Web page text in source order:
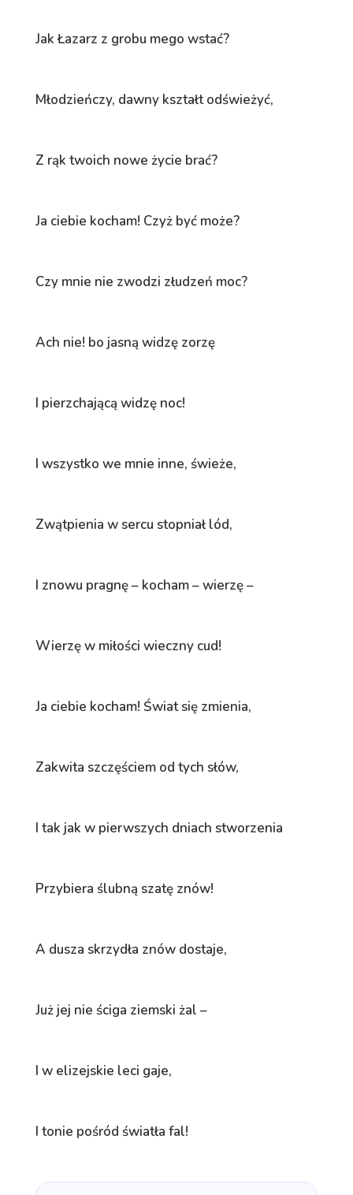
Jak Łazarz z grobu mego wstać?
Młodzieńczy, dawny kształt odświeżyć,
Z rąk twoich nowe życie brać?
Ja ciebie kocham! Czyż być może?
Czy mnie nie zwodzi złudzeń moc?
Ach nie! bo jasną widzę zorzę
I pierzchającą widzę noc!
I wszystko we mnie inne, świeże,
Zwątpienia w sercu stopniał lód,
I znowu pragnę – kocham – wierzę –
Wierzę w miłości wieczny cud!
Ja ciebie kocham! Świat się zmienia,
Zakwita szczęściem od tych słów,
I tak jak w pierwszych dniach stworzenia
Przybiera ślubną szatę znów!
A dusza skrzydła znów dostaje,
Już jej nie ściga ziemski żal –
I w elizejskie leci gaje,
I tonie pośród światła fal!